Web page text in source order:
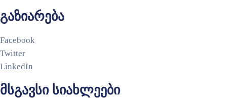
გაზიარება
Facebook
Twitter
LinkedIn
მსგავსი სიახლეები